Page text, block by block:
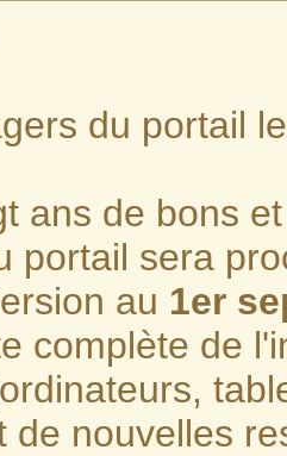
du portail
ans de bons
portail sera
au 1er
complète de
de nouvelles